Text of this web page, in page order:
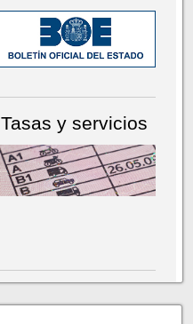
Tasas y servicios